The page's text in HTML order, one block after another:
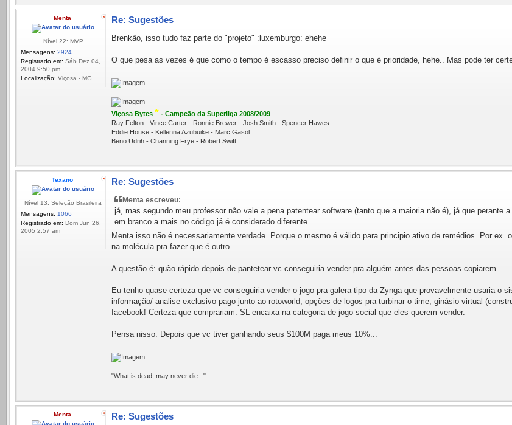
Menta
Nível 22: MVP
Mensagens: 2924
Registrado em: Sáb Dez 04,
2004 9:50 pm
Localização: Viçosa - MG
Re: Sugestões
Brenkão, isso tudo faz parte do "projeto" :luxemburgo: ehehe
O que pesa as vezes é que como o tempo é escasso preciso definir o que é prioridade, hehe.. Mas pode ter
Viçosa Bytes * - Campeão da Superliga 2008/2009
Ray Felton - Vince Carter - Ronnie Brewer - Josh Smith - Spencer Hawes
Eddie House - Kellenna Azubuike - Marc Gasol
Beno Udrih - Channing Frye - Robert Swift
Texano
Nível 13: Seleção Brasileira
Mensagens: 1066
Registrado em: Dom Jun 26,
2005 2:57 am
Re: Sugestões
Menta escreveu:
já, mas segundo meu professor não vale a pena patentear software (tanto que a maioria não é), já que
em branco a mais no código já é considerado diferente.
Menta isso não é necessariamente verdade. Porque o mesmo é válido para principio ativo de remédios. Por
na molécula pra fazer que é outro.
A questão é: quão rápido depois de pantetear vc conseguiria vender pra alguém antes das pessoas copiarem.
Eu tenho quase certeza que vc conseguiria vender o jogo pra galera tipo da Zynga que provavelmente usaria o
informação/ analise exclusivo pago junto ao rotoworld, opções de logos pra turbinar o time, ginásio virtual
facebook! Certeza que comprariam: SL encaixa na categoria de jogo social que eles querem vender.
Pensa nisso. Depois que vc tiver ganhando seus $100M paga meus 10%...
"What is dead, may never die..."
Menta Re: Sugestões